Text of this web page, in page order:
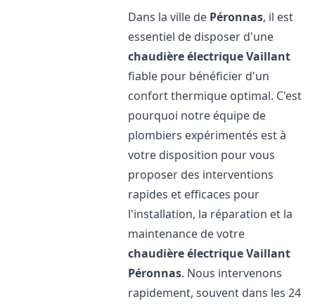
Dans la ville de Péronnas, il est
essentiel de disposer d'une
chaudière électrique Vaillant
fiable pour bénéficier d'un
confort thermique optimal. C'est
pourquoi notre équipe de
plombiers expérimentés est à
votre disposition pour vous
proposer des interventions
rapides et efficaces pour
l'installation, la réparation et la
maintenance de votre
chaudière électrique Vaillant
Péronnas. Nous intervenons
rapidement, souvent dans les 24